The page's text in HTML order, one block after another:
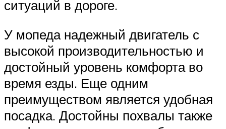
ситуаций в дороге.
У мопеда надежный двигатель с
высокой производительностью и
достойный уровень комфорта во
время езды. Еще одним
преимуществом является удобная
посадка. Достойны похвалы также